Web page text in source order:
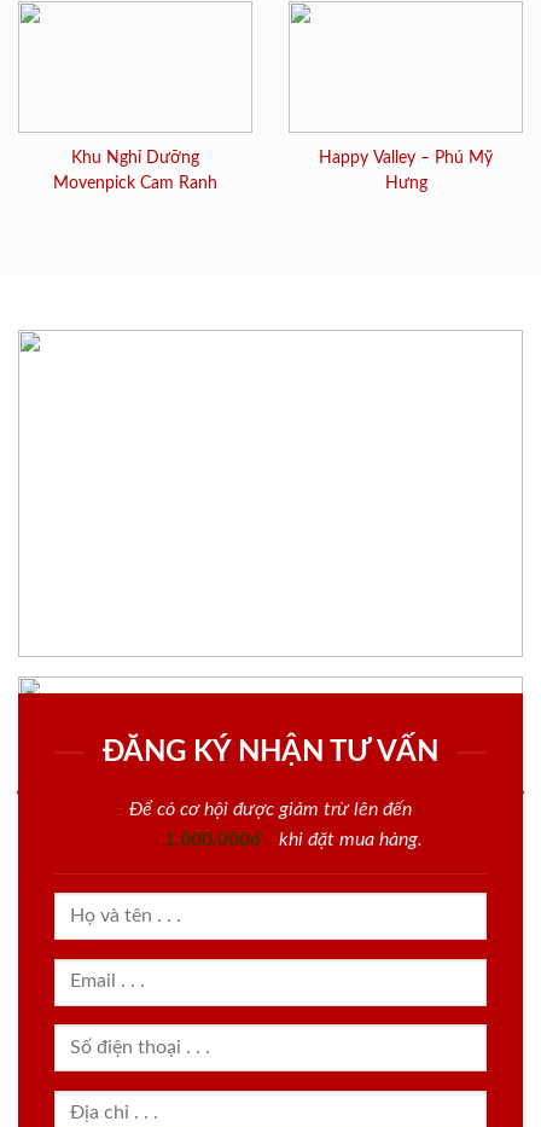
Khu Nghỉ Dưỡng
Movenpick Cam Ranh
Happy Valley – Phú Mỹ
Hưng
ĐĂNG KÝ NHẬN TƯ VẤN
Để có cơ hội được giảm trừ lên đến
1.000.000đ
khi đặt mua hàng.